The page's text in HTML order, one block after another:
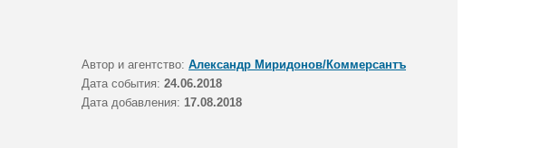
Автор и агентство: Александр Миридонов/Коммерсантъ
Дата события: 24.06.2018
Дата добавления: 17.08.2018